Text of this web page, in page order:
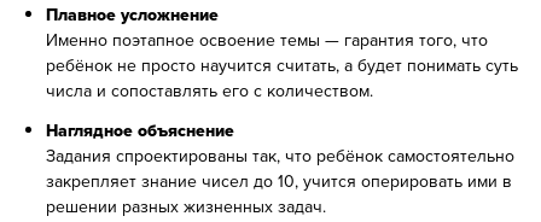
Плавное усложнение
Именно поэтапное освоение темы — гарантия того, что
ребёнок не просто научится считать, а будет понимать суть
числа и сопоставлять его с количеством.
Наглядное объяснение
Задания спроектированы так, что ребёнок самостоятельно
закрепляет знание чисел до 10, учится оперировать ими в
решении разных жизненных задач.